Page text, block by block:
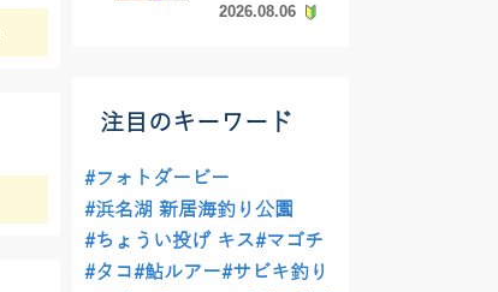
てます！
2026.08.06
注目のキーワード
#フォトダービー
#浜名湖 新居海釣り公園
#ちょうい投げ キス#マゴチ
#タコ#鮎ルアー#サビキ釣り